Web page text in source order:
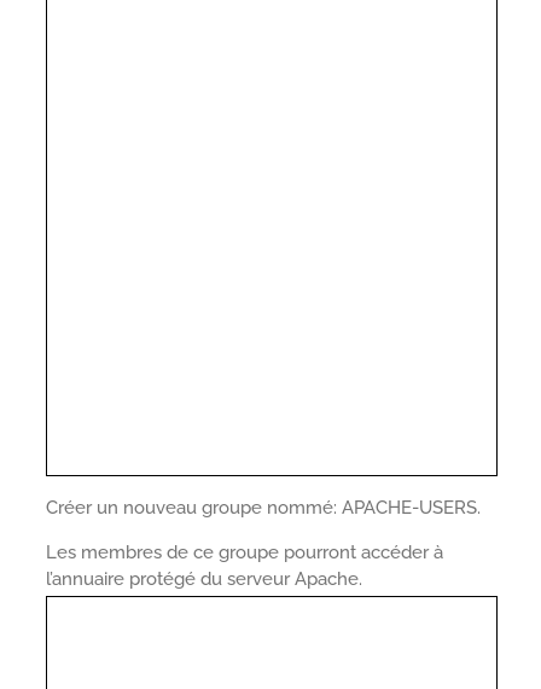
Créer un nouveau groupe nommé: APACHE-USERS.
Les membres de ce groupe pourront accéder à
l’annuaire protégé du serveur Apache.